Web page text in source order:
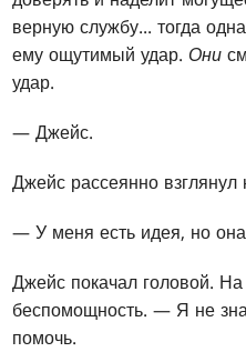
верную службу... тогда
ему ощутимый удар. Они
удар.
— Джейс.
Джейс рассеянно взглянул
— У меня есть идея, но
Джейс покачал головой.
беспомощность. — Я не
помочь.